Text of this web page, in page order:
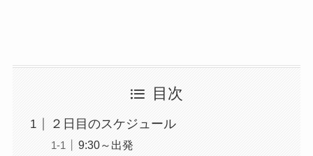
目次
２日目のスケジュール
9:30～出発